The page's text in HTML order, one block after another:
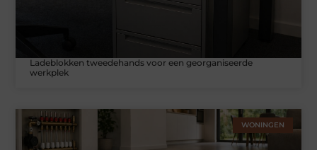
Ladeblokken tweedehands voor een georganiseerde
werkplek
WONINGEN